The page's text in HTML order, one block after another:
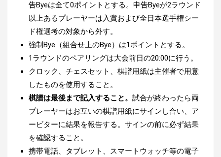
告Byeは全て0ポイントとする。申告Byeが2ラウンド
以上あるプレーヤーは入賞および全日本選手権シー
ド権選考の対象から外す。
強制Bye（組合せ上のBye）は1ポイントとする。
1ラウンドのペアリングは大会前日の20:00に行う。
クロック、チェスセット、棋譜用紙は主催者で用意
したものを使用すること。
棋譜は最後まで記入すること。 試合が終わったら両
プレーヤーはお互いの棋譜用紙にサインし合い、ア
ービターに結果を報告する。サインの前に必ず結果
を確認すること。
携帯電話、タブレット、スマートウォッチ等の電子